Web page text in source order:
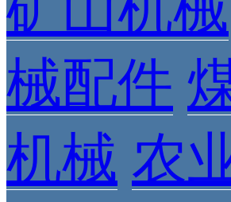
械配件
机械 农